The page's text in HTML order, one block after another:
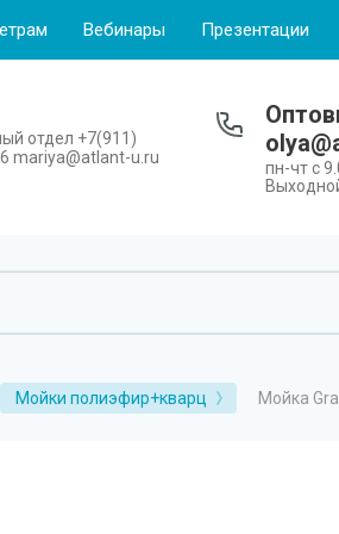
Вебинары Презентации
отдел +7(911)
mariya@atlant-u.ru
пн-чт с
Мойки полиэфир+кварц Мойка